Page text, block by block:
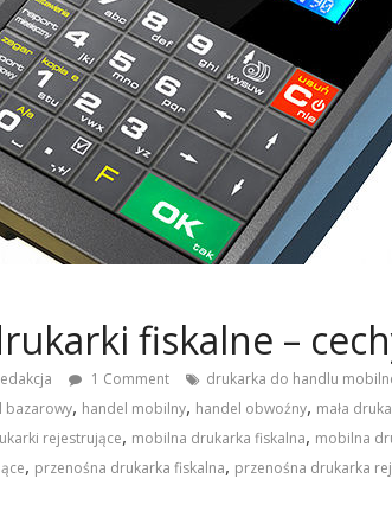
fiskalne –
1 Comment drukarka do handlu
bazarowy, handel mobilny, handel obwoźny, mała
rejestrujące, mobilna drukarka fiskalna, mobilna
, przenośna drukarka fiskalna, przenośna drukarka